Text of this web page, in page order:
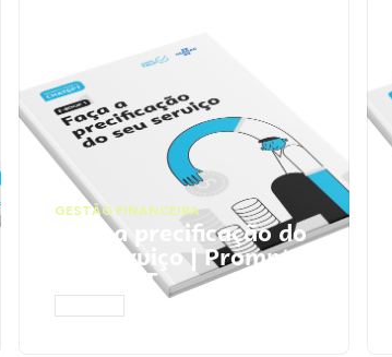
GESTÃO FINANCEIRA
Faça a precificação do
seu serviço | Prompts
ChatGPT